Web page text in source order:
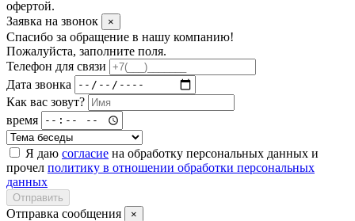
офертой.
Заявка на звонок
×
Спасибо за обращение в нашу компанию!
Пожалуйста, заполните поля.
Телефон для связи
Дата звонка
Как вас зовут?
время
Я даю согласие на обработку персональных данных и
прочел политику в отношении обработки персональных
данных
Отправить
Отправка сообщения ×